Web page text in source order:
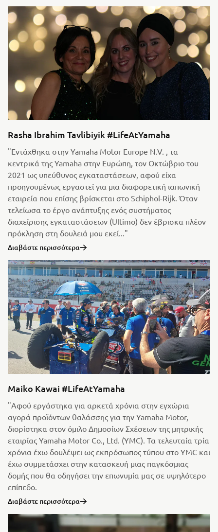
Rasha Ibrahim Tavlibiyik #LifeAtYamaha
"Εντάχθηκα στην Yamaha Motor Europe N.V. , τα
κεντρικά της Yamaha στην Ευρώπη, τον Οκτώβριο του
2021 ως υπεύθυνος εγκαταστάσεων, αφού είχα
προηγουμένως εργαστεί για μια διαφορετική ιαπωνική
εταιρεία που επίσης βρίσκεται στο Schiphol-Rijk. Όταν
τελείωσα το έργο ανάπτυξης ενός συστήματος
διαχείρισης εγκαταστάσεων (Ultimo) δεν έβρισκα πλέον
πρόκληση στη δουλειά μου εκεί..."
Διαβάστε περισσότερα
Maiko Kawai #LifeAtYamaha
"Αφού εργάστηκα για αρκετά χρόνια στην εγχώρια
αγορά προϊόντων θαλάσσης για την Yamaha Motor,
διορίστηκα στον όμιλο Δημοσίων Σχέσεων της μητρικής
εταιρίας Yamaha Motor Co., Ltd. (YMC). Τα τελευταία τρία
χρόνια έχω δουλέψει ως εκπρόσωπος τύπου στο YMC και
έχω συμμετάσχει στην κατασκευή μιας παγκόσμιας
δομής που θα οδηγήσει την επωνυμία μας σε υψηλότερο
επίπεδο.
Διαβάστε περισσότερα